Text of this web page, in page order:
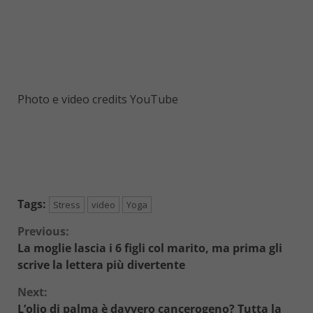
Photo e video credits YouTube
Tags: Stress video Yoga
Continue
Reading
Previous:
La moglie lascia i 6 figli col marito, ma prima gli
scrive la lettera più divertente
Next:
L’olio di palma è davvero cancerogeno? Tutta la